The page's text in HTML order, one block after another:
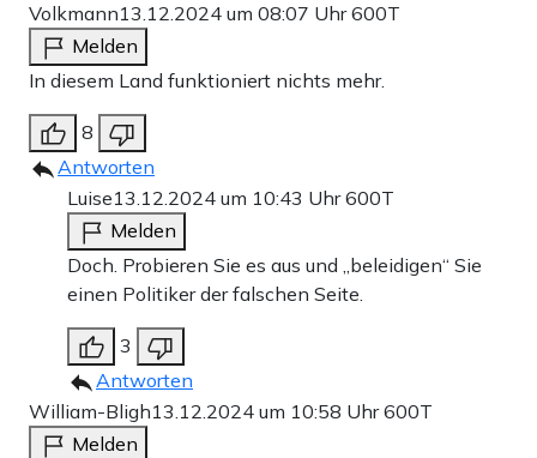
Volkmann13.12.2024 um 08:07 Uhr600T
Melden
In diesem Land funktioniert nichts mehr.
8
Antworten
Luise13.12.2024 um 10:43 Uhr600T
Melden
Doch. Probieren Sie es aus und „beleidigen“ Sie
einen Politiker der falschen Seite.
3
Antworten
William-Bligh13.12.2024 um 10:58 Uhr600T
Melden